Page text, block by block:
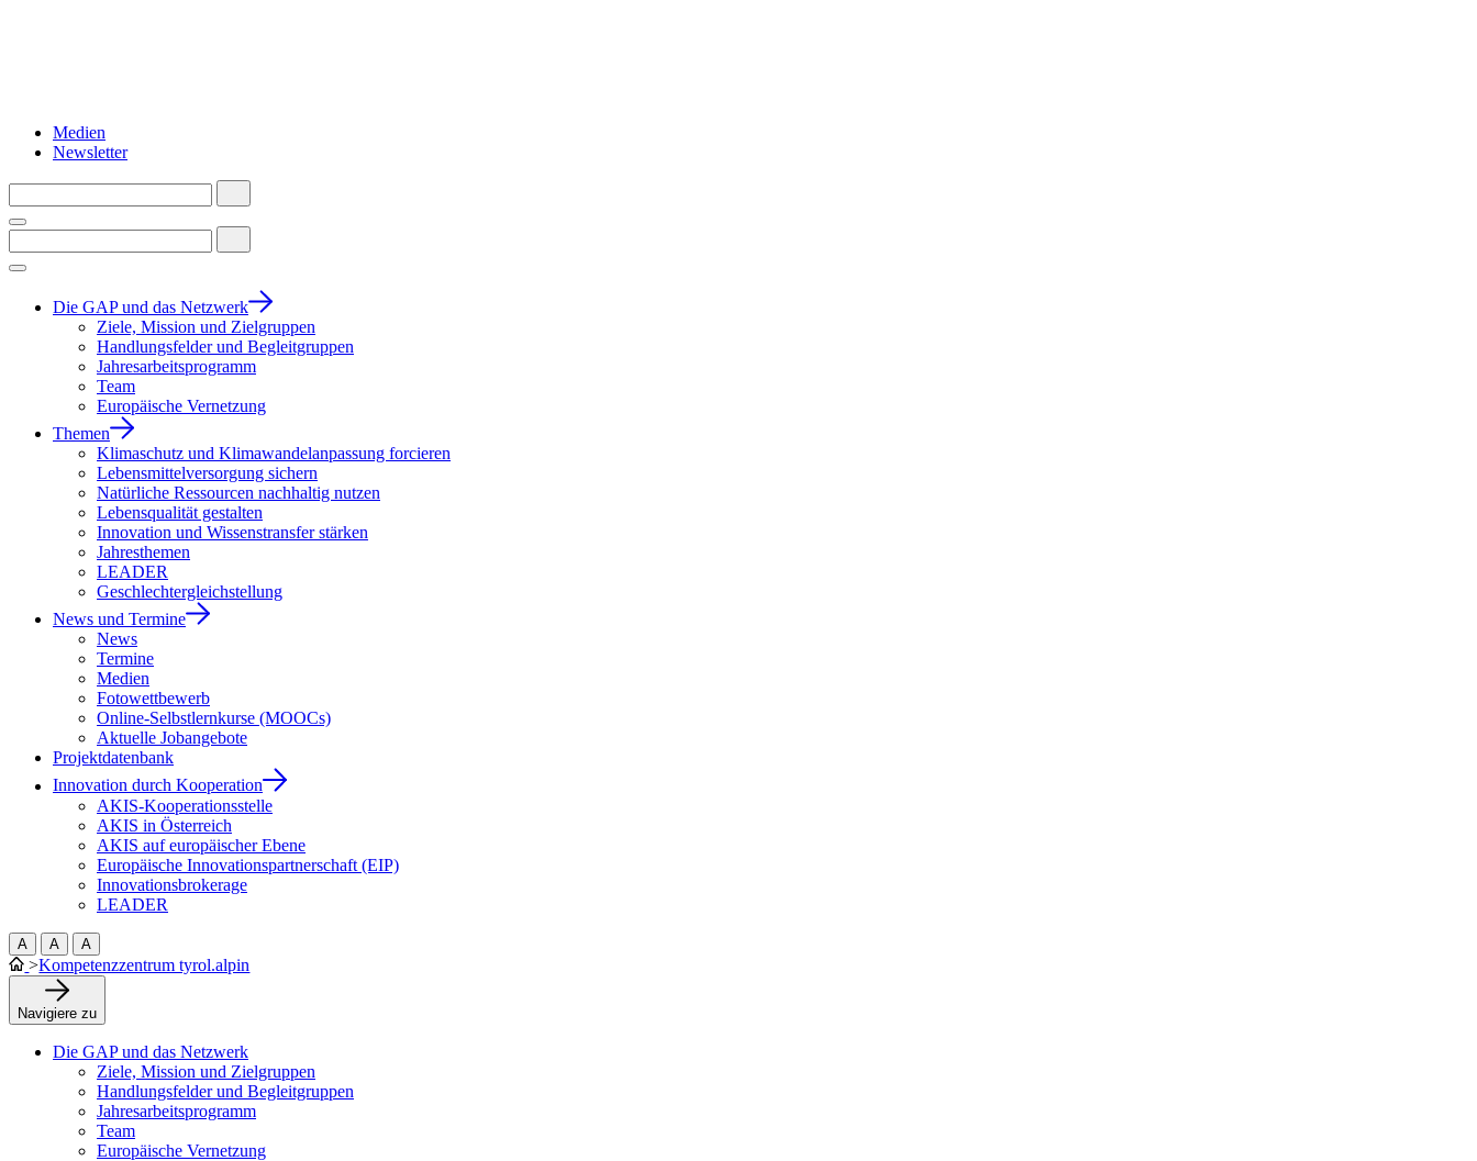
Medien
Newsletter
Die GAP und das Netzwerk
Ziele, Mission und Zielgruppen
Handlungsfelder und Begleitgruppen
Jahresarbeitsprogramm
Team
Europäische Vernetzung
Themen
Klimaschutz und Klimawandelanpassung forcieren
Lebensmittelversorgung sichern
Natürliche Ressourcen nachhaltig nutzen
Lebensqualität gestalten
Innovation und Wissenstransfer stärken
Jahresthemen
LEADER
Geschlechtergleichstellung
News und Termine
News
Termine
Medien
Fotowettbewerb
Online-Selbstlernkurse (MOOCs)
Aktuelle Jobangebote
Projektdatenbank
Innovation durch Kooperation
AKIS-Kooperationsstelle
AKIS in Österreich
AKIS auf europäischer Ebene
Europäische Innovationspartnerschaft (EIP)
Innovationsbrokerage
LEADER
A A A
>Kompetenzzentrum tyrol.alpin
Navigiere zu
Die GAP und das Netzwerk
Ziele, Mission und Zielgruppen
Handlungsfelder und Begleitgruppen
Jahresarbeitsprogramm
Team
Europäische Vernetzung